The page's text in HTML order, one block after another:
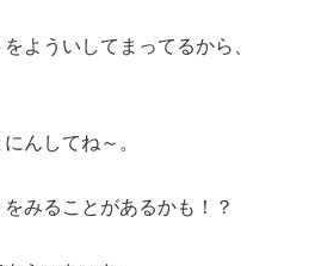
よういしてまってるから、
んしてね～。
みることがあるかも！？